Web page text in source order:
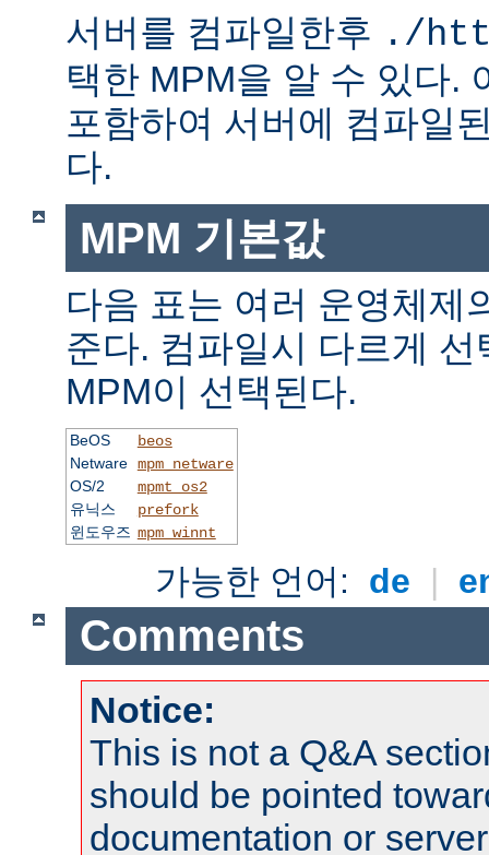
서버를 컴파일한후 ./
택한 MPM을 알 수 있다.
포함하여 서버에 컴파일
다.
MPM 기본값
다음 표는 여러 운영체제
준다. 컴파일시 다르게
MPM이 선택된다.
BeOS
beos
Netware mpm_netware
OS/2
mpmt_os2
유닉스
prefork
윈도우즈 mpm_winnt
가능한 언어: de |
Comments
Notice:
This is not a Q&A
should be pointed
documentation or